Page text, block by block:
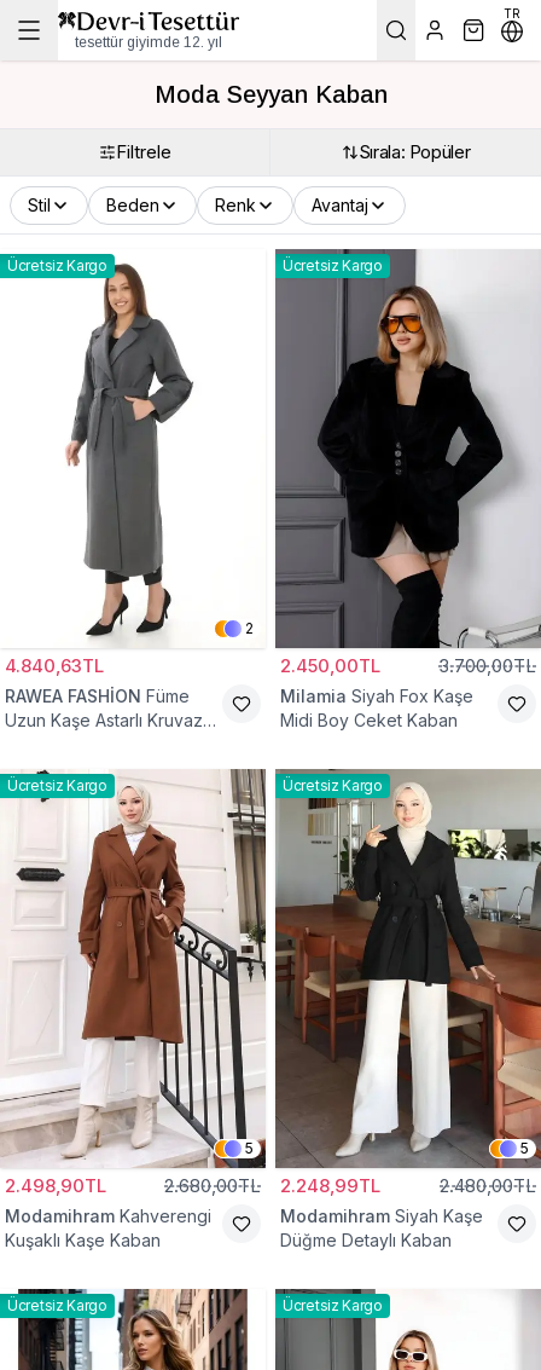
tesettür giyimde 12. yıl
TR
Moda Seyyan Kaban
Filtrele Sırala: Popüler
Stil Beden Renk Avantaj
Ücretsiz Kargo
2
4.840,63TL
RAWEA FASHİON Füme
Uzun Kaşe Astarlı Kruvaze
Ücretsiz Kargo
2.450,00TL 3.700,00TL
Milamia Siyah Fox Kaşe
Midi Boy Ceket Kaban
Ücretsiz Kargo
5
2.498,90TL 2.680,00TL
Modamihram Kahverengi
Kuşaklı Kaşe Kaban
Ücretsiz Kargo
5
2.248,99TL 2.480,00TL
Modamihram Siyah Kaşe
Düğme Detaylı Kaban
Ücretsiz Kargo Ücretsiz Kargo